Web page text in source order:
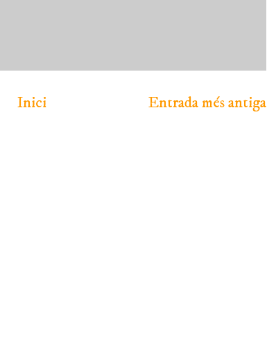
Entrada més antiga
Inici